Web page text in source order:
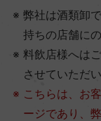
弊社は酒類卸
持ちの店舗に
料飲店様へは
させていただ
こちらは、お
ージであり、